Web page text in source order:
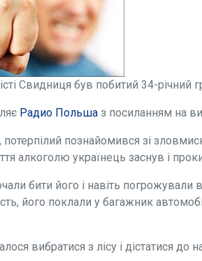
Свидниця був побитий 34-річний
Радио Польша з посиланням на
потерпілий познайомився зі
алкоголю українець заснув і
бити його і навіть погрожували
його поклали у багажник
вибратися з лісу і дістатися до